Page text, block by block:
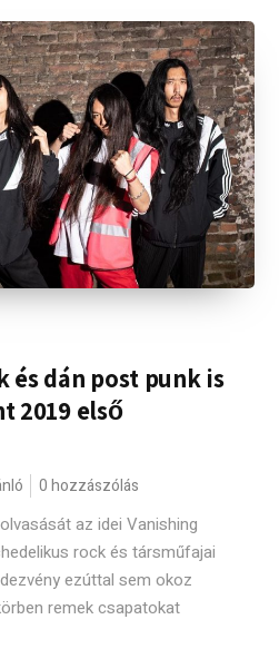
és dán post punk is
2019 első
0 hozzászólás
az idei Vanishing
rock és társműfajai
ezúttal sem okoz
remek csapatokat